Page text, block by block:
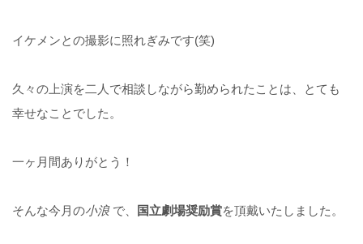
イケメンとの撮影に照れぎみです(笑)
久々の上演を二人で相談しながら勤められたことは、とても
幸せなことでした。
一ヶ月間ありがとう！
そんな今月の小浪で、 国立劇場奨励賞を頂戴いたしました。